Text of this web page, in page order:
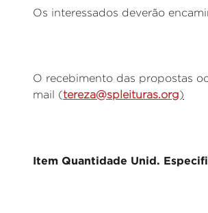
Os interessados deverão
O recebimento das propostas
mail (tereza@spleituras.org)
Item Quantidade Unid.